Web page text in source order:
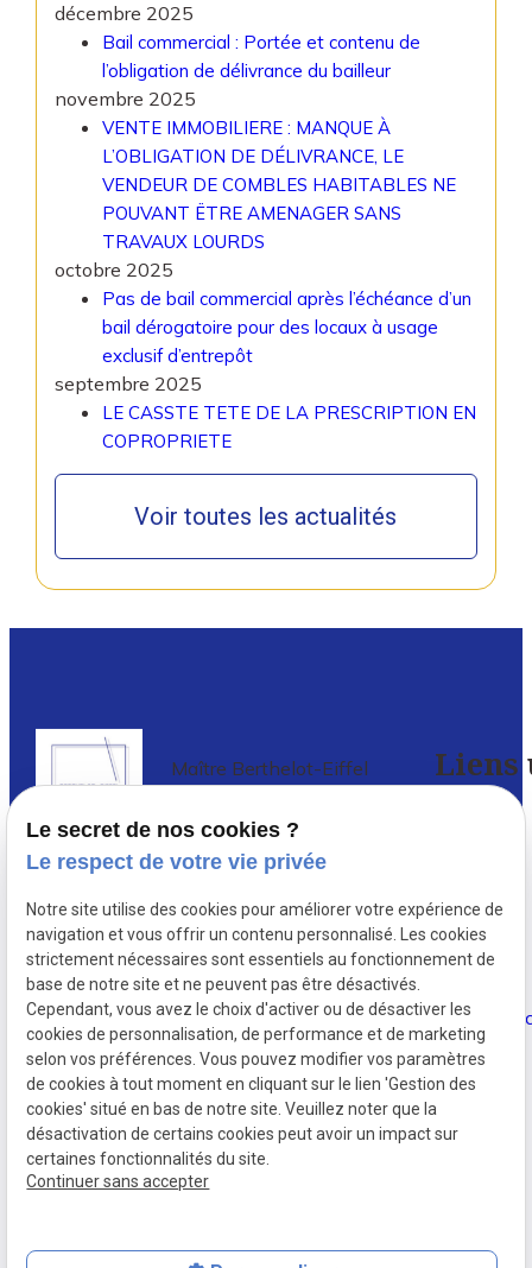
décembre 2025
Bail commercial : Portée et contenu de
l’obligation de délivrance du bailleur
novembre 2025
VENTE IMMOBILIERE : MANQUE À
L’OBLIGATION DE DÉLIVRANCE, LE
VENDEUR DE COMBLES HABITABLES NE
POUVANT ËTRE AMENAGER SANS
TRAVAUX LOURDS
octobre 2025
Pas de bail commercial après l’échéance d’un
bail dérogatoire pour des locaux à usage
exclusif d’entrepôt
septembre 2025
LE CASSTE TETE DE LA PRESCRIPTION EN
COPROPRIETE
Voir toutes les actualités
Maître Berthelot-Eiffel
depuis 1987, Delphine Berthelot-
Eiffel conseille et défend de nombreux
investisseurs immobiliers ...
Liens
Votre
avocat
Actualités
Contact
Le secret de nos cookies ?
Le respect de votre vie privée
Notre site utilise des cookies pour améliorer votre expérience de
navigation et vous offrir un contenu personnalisé. Les cookies
strictement nécessaires sont essentiels au fonctionnement de
base de notre site et ne peuvent pas être désactivés.
Cependant, vous avez le choix d'activer ou de désactiver les
cookies de personnalisation, de performance et de marketing
selon vos préférences. Vous pouvez modifier vos paramètres
de cookies à tout moment en cliquant sur le lien 'Gestion des
cookies' situé en bas de notre site. Veuillez noter que la
désactivation de certains cookies peut avoir un impact sur
certaines fonctionnalités du site.
Continuer sans accepter